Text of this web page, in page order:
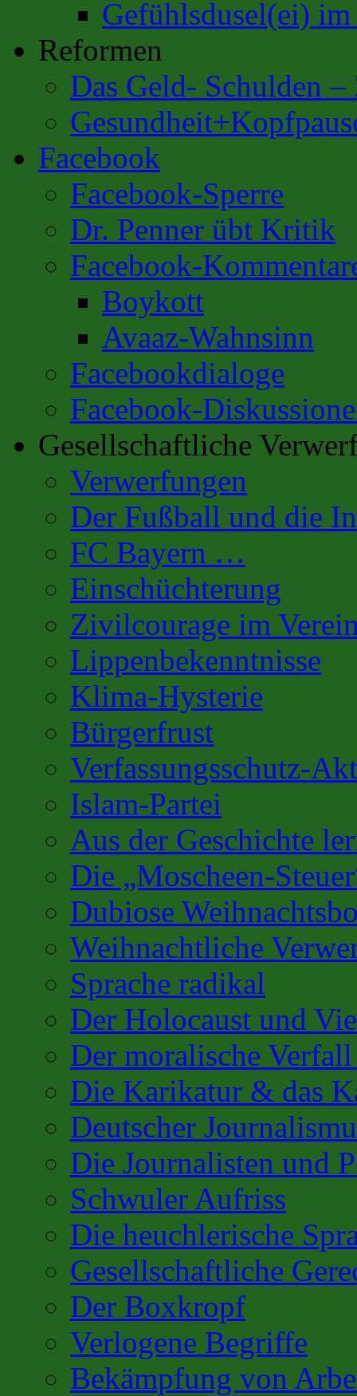
Gefühlsdusel(ei)
Reformen
Das Geld- Schulden –
Facebook
Facebook-Sperre
Dr. Penner übt Kritik
Facebook-
Boykott
Avaaz-Wahnsinn
Facebookdialoge
Facebook-
Gesellschaftliche
Verwerfungen
Der Fußball und die
FC Bayern …
Einschüchterung
Zivilcourage im
Lippenbekenntnisse
Klima-Hysterie
Bürgerfrust
Verfassungsschutz-
Islam-Partei
Aus der Geschichte
Die „Moscheen-
Dubiose
Weihnachtliche
Sprache radikal
Der Holocaust und
Der moralische
Die Karikatur & das
Deutscher
Die Journalisten und
Schwuler Aufriss
Die heuchlerische
Gesellschaftliche
Der Boxkropf
Verlogene Begriffe
Bekämpfung von